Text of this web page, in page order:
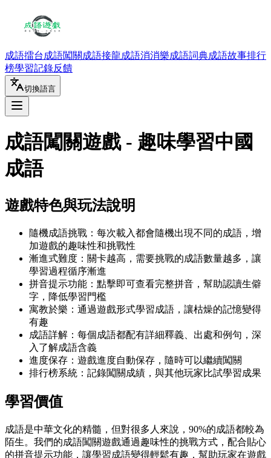
成語擂台 成語闖關 成語接龍成語消消樂成語詞典成語故事排行
榜學習記錄反饋
切換語言
成語闖關遊戲 - 趣味學習中國
成語
遊戲特色與玩法說明
隨機成語挑戰：每次載入都會隨機出現不同的成語，增
加遊戲的趣味性和挑戰性
漸進式難度：關卡越高，需要挑戰的成語數量越多，讓
學習過程循序漸進
拼音提示功能：點擊即可查看完整拼音，幫助認讀生僻
字，降低學習門檻
寓教於樂：通過遊戲形式學習成語，讓枯燥的記憶變得
有趣
成語詳解：每個成語都配有詳細釋義、出處和例句，深
入了解成語含義
進度保存：遊戲進度自動保存，隨時可以繼續闖關
排行榜系統：記錄闖關成績，與其他玩家比試學習成果
學習價值
成語是中華文化的精髓，但對很多人來說，90%的成語都較為
陌生。我們的成語闖關遊戲通過趣味性的挑戰方式，配合貼心
的拼音提示功能，讓學習成語變得輕鬆有趣，幫助玩家在遊戲